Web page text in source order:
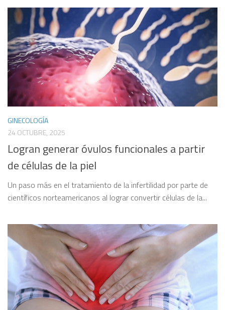
GINECOLOGÍA
24 OCTUBRE, 2025
Logran generar óvulos funcionales a partir
de células de la piel
Un paso más en el tratamiento de la infertilidad por parte de
científicos norteamericanos al lograr convertir células de la...